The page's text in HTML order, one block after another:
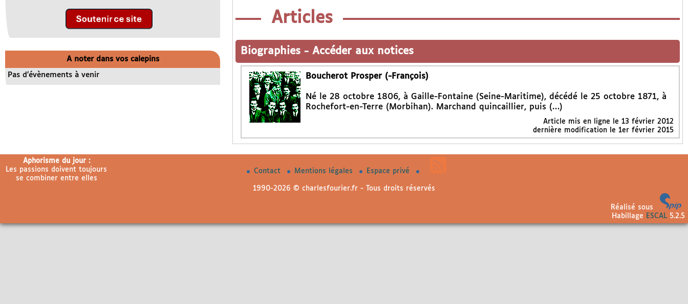
Articles
Biographies - Accéder aux notices
Boucherot Prosper (-François)
Né le 28 octobre 1806, à Gaille-Fontaine (Seine-Maritime), décédé le 25 octobre 1871, à
Rochefort-en-Terre (Morbihan). Marchand quincaillier, puis (…)
Article mis en ligne le 13 février 2012
dernière modification le 1er février 2015
A noter dans vos calepins
Pas d’évènements à venir
Aphorisme du jour :
Les passions doivent toujours
se combiner entre elles
Contact Mentions légales Espace privé
1990-2026 © charlesfourier.fr - Tous droits réservés
Réalisé sous
Habillage
ESCAL5.2.5